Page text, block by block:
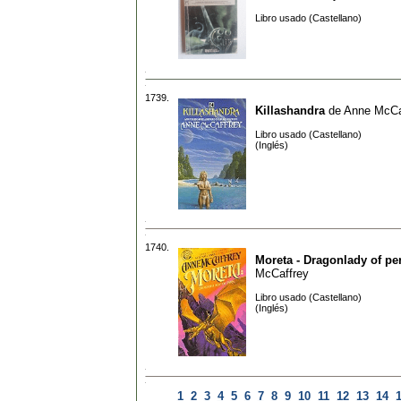
Libro usado (Castellano)
1739.
Killashandra de Anne
Libro usado (Castellano)
(Inglés)
1740.
Moreta - Dragonlady of
McCaffrey
Libro usado (Castellano)
(Inglés)
1 2 3 4 5 6 7 8 9 10 11 12 13 14